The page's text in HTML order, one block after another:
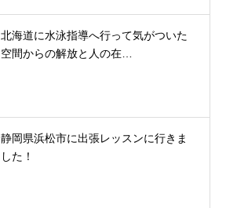
北海道に水泳指導へ行って気がついた
空間からの解放と人の在…
静岡県浜松市に出張レッスンに行きま
した！